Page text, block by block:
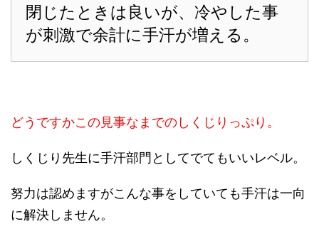
閉じたときは良いが、冷やした事
が刺激で余計に手汗が増える。
どうですかこの見事なまでのしくじりっぷり。
しくじり先生に手汗部門としてでてもいいレベル。
努力は認めますがこんな事をしていても手汗は一向
に解決しません。